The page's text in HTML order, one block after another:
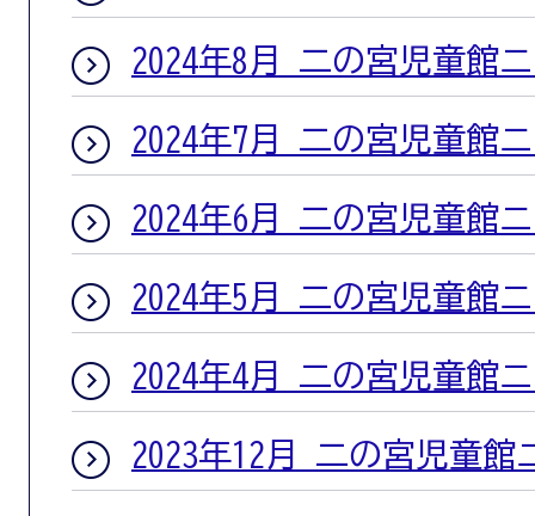
2024年8月 二の宮児童館
2024年7月 二の宮児童館
2024年6月 二の宮児童館
2024年5月 二の宮児童館
2024年4月 二の宮児童館
2023年12月 二の宮児童館